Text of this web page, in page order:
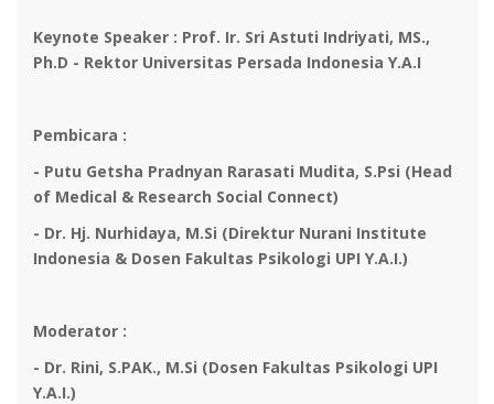
Keynote Speaker : Prof. Ir. Sri Astuti Indriyati, MS.,
Ph.D - Rektor Universitas Persada Indonesia Y.A.I
Pembicara :
- Putu Getsha Pradnyan Rarasati Mudita, S.Psi (Head
of Medical & Research Social Connect)
- Dr. Hj. Nurhidaya, M.Si (Direktur Nurani Institute
Indonesia & Dosen Fakultas Psikologi UPI Y.A.I.)
Moderator :
- Dr. Rini, S.PAK., M.Si (Dosen Fakultas Psikologi UPI
Y.A.I.)